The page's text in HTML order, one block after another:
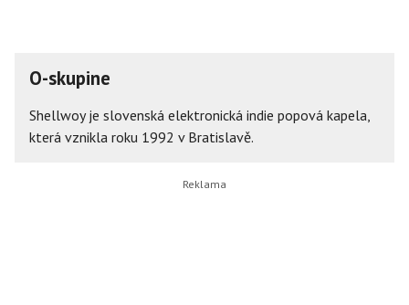
O-skupine
Shellwoy je slovenská elektronická indie popová kapela,
která vznikla roku 1992 v Bratislavě.